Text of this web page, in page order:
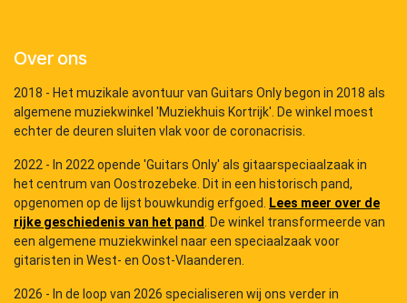
Over ons
2018 - Het muzikale avontuur van Guitars Only begon in 2018 als
algemene muziekwinkel 'Muziekhuis Kortrijk'. De winkel moest
echter de deuren sluiten vlak voor de coronacrisis.
2022 - In 2022 opende 'Guitars Only' als gitaarspeciaalzaak in
het centrum van Oostrozebeke. Dit in een historisch pand,
opgenomen op de lijst bouwkundig erfgoed.
Lees meer over de
rijke geschiedenis van het pand
. De winkel transformeerde van
een algemene muziekwinkel naar een speciaalzaak voor
gitaristen in West- en Oost-Vlaanderen.
2026 - In de loop van 2026 specialiseren wij ons verder in